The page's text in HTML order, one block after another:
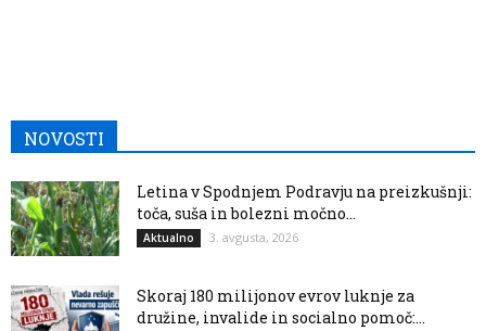
NOVOSTI
Letina v Spodnjem Podravju na preizkušnji:
toča, suša in bolezni močno...
Aktualno 3. avgusta, 2026
Skoraj 180 milijonov evrov luknje za
družine, invalide in socialno pomoč:...